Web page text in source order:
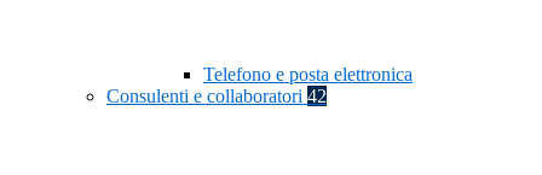
Telefono e posta elettronica
Consulenti e collaboratori 42